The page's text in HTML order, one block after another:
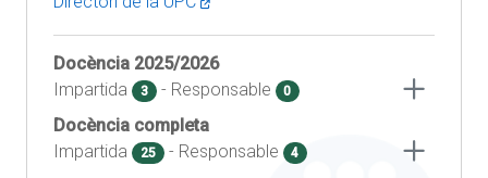
Docència 2025/2026
Impartida
3 - Responsable 0
Docència completa
Impartida
25 - Responsable 4